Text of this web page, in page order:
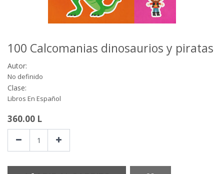
100 Calcomanias dinosaurios y piratas
Autor:
No definido
Clase:
Libros En Español
360.00 L